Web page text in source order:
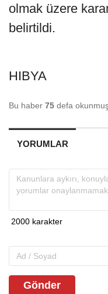
olmak üzere
belirtildi.
HIBYA
Bu haber 75 defa
YORUMLAR
Gönder